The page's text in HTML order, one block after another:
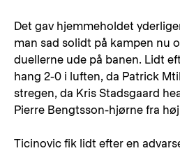
Det gav hjemmeholdet
man sad solidt på kampen nu
duellerne ude på banen. Lidt
hang 2-0 i luften, da Patrick
stregen, da Kris Stadsgaard
Pierre Bengtsson-hjørne fra
Ticinovic fik lidt efter en